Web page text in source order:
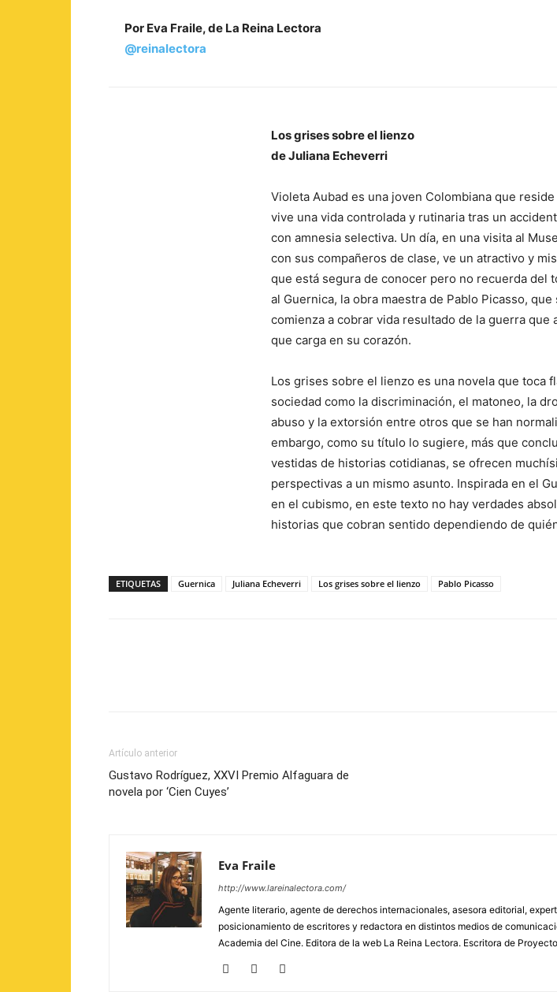
Por Eva Fraile, de La Reina Lectora
@reinalectora
Los grises sobre el lienzo
de Juliana Echeverri
Violeta Aubad es una joven Colombiana que
vive una vida controlada y rutinaria tras un
con amnesia selectiva. Un día, en una visita al
con sus compañeros de clase, ve un atractivo y
que está segura de conocer pero no recuerda del
al Guernica, la obra maestra de Pablo Picasso, que
comienza a cobrar vida resultado de la guerra que
que carga en su corazón.
Los grises sobre el lienzo es una novela que toca
sociedad como la discriminación, el matoneo, la
abuso y la extorsión entre otros que se han
embargo, como su título lo sugiere, más que
vestidas de historias cotidianas, se ofrecen
perspectivas a un mismo asunto. Inspirada en el
en el cubismo, en este texto no hay verdades
historias que cobran sentido dependiendo de
ETIQUETAS Guernica Juliana Echeverri Los grises sobre el lienzo Pablo Picasso
Artículo anterior
Gustavo Rodríguez, XXVI Premio Alfaguara de
novela por ‘Cien Cuyes’
Eva Fraile
http://www.lareinalectora.com/
Agente literario, agente de derechos internacionales, asesora editorial,
posicionamiento de escritores y redactora en distintos medios de
Academia del Cine. Editora de la web La Reina Lectora. Escritora de